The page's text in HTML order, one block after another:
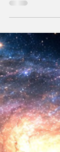
hechos a
podemos
sintética
nueva era
ideas sobre la
biológica? Durante siglos creímos que la
mayor
consistía en
comienza a
más